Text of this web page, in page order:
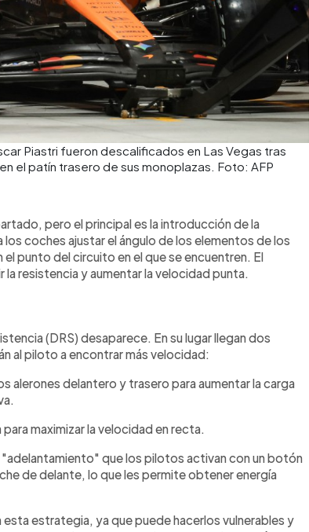
Piastri fueron descalificados en Las Vegas tras
el patín trasero de sus monoplazas. Foto: AFP
pero el principal es la introducción de la
coches ajustar el ángulo de los elementos de los
punto del circuito en el que se encuentren. El
resistencia y aumentar la velocidad punta.
(DRS) desaparece. En su lugar llegan dos
al piloto a encontrar más velocidad:
alerones delantero y trasero para aumentar la carga
maximizar la velocidad en recta.
"adelantamiento" que los pilotos activan con un botón
de delante, lo que les permite obtener energía
estrategia, ya que puede hacerlos vulnerables y